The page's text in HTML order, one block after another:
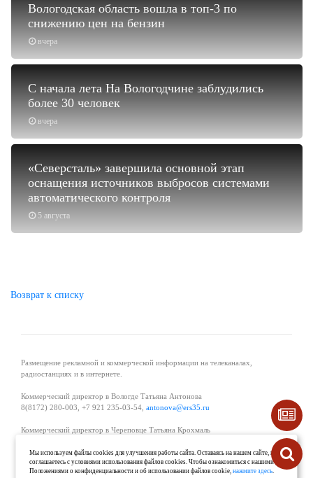
вчера
Вологодская область вошла в топ-3 по
снижению цен на бензин
вчера
С начала лета На Вологодчине заблудились
более 30 человек
5 августа
«Северсталь» завершила основной этап
оснащения источников выбросов системами
автоматического контроля
Возврат к списку
Размещение рекламной и коммерческой информации на телеканалах,
радиостанциях и в интернете.
Коммерческий директор в Вологде Татьяна Антонова
8(8172) 280-003, +7 921 235-03-54, antonova@ers35.ru
Коммерческий директор в Череповце Татьяна Крохмаль
Начальник отдела рекламы в Великом Устюге Екатерина Вьюжанина 8(81738)
2-04-44, +7 921 125-06-40,katrinv81@mail.ru
Мы используем файлы cookies для улучшения работы сайта. Оставаясь на нашем сайте, вы
соглашаетесь с условиями использования файлов cookies. Чтобы ознакомиться с нашими
Положениями о конфиденциальности и об использовании файлов cookie,нажмите здесь.